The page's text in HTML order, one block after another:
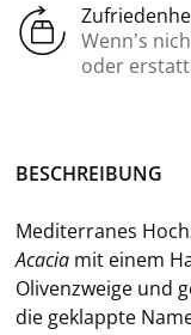
Wenn’s
oder
BE­SCHREI­BUNG
Me­di­ter­ra­nes
Aca­cia mit einem
Oli­ven­zwei­ge und
die ge­klapp­te